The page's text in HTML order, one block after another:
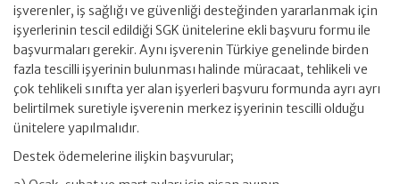
işverenler, iş sağlığı ve güvenliği desteğinden yararlanmak için
işyerlerinin tescil edildiği SGK ünitelerine ekli başvuru formu ile
başvurmaları gerekir. Aynı işverenin Türkiye genelinde birden
fazla tescilli işyerinin bulunması halinde müracaat, tehlikeli ve
çok tehlikeli sınıfta yer alan işyerleri başvuru formunda ayrı ayrı
belirtilmek suretiyle işverenin merkez işyerinin tescilli olduğu
ünitelere yapılmalıdır.
Destek ödemelerine ilişkin başvurular;